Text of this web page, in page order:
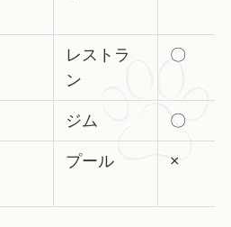
レストラ
ン
〇
ジム 〇
プール ×